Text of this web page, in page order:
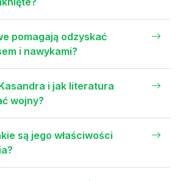
pomagają odzyskać
i nawykami?
i jak literatura
wojny?
są jego właściwości